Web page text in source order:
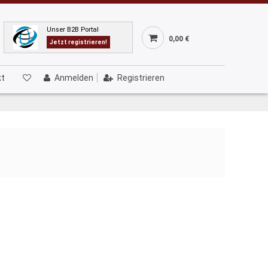
Unser B2B Portal
Jetzt registrieren! 0,00 €
Anmelden Registrieren